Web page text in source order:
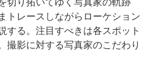
トレースしながらローケション
する。注目すべきは各スポット
撮影に対する写真家のこだわり